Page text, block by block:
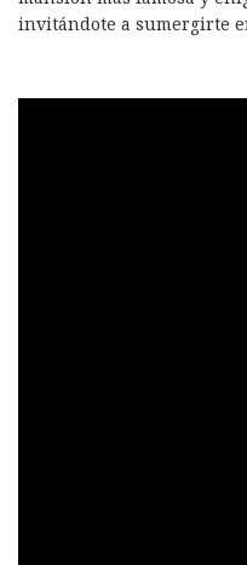
invitándote a sumergirte